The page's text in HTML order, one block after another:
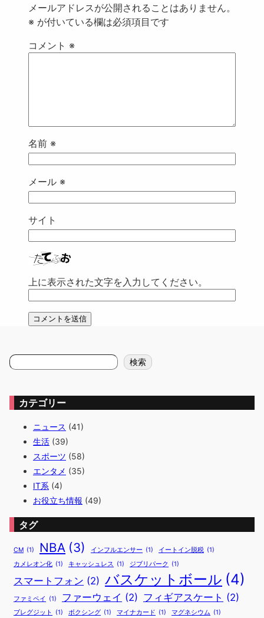
メールアドレスが公開されることはありません。
※ が付いている欄は必須項目です
コメント ※
名前 ※
メール ※
サイト
上に表示された文字を入力してください。
検
索
検索
カテゴリー
ニュース (41)
生活 (39)
スポーツ (58)
エンタメ (35)
IT系 (4)
お役立ち情報 (49)
タグ
CM (1) NBA (3) インフルエンサー (1) イートイン脱税 (1)
カメレオン化 (1) キャッシュレス (1) ジブリパーク (1)
スマートフォン (2) バスケットボール (4)
ファミペイ (1) ファーウェイ (2) フィギアスケート (2)
ブレグジット (1) ボクシング (1) マイナカード (1) マグネシウム (1)